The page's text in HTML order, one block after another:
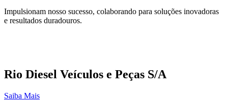
Impulsionam nosso sucesso, colaborando para soluções inovadoras
e resultados duradouros.
Rio Diesel Veículos e Peças S/A
Saiba Mais